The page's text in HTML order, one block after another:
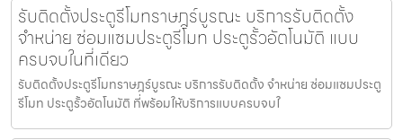
รับติดตั้งประตูรีโมทราษฎร์บูรณะ บริการรับติดตั้ง
จำหน่าย ซ่อมแซมประตูรีโมท ประตูรั้วอัตโนมัติ แบบ
ครบจบในที่เดียว
รับติดตั้งประตูรีโมทราษฎร์บูรณะ บริการรับติดตั้ง จำหน่าย ซ่อมแซมประตู
รีโมท ประตูรั้วอัตโนมัติ ที่พร้อมให้บริการแบบครบจบใ